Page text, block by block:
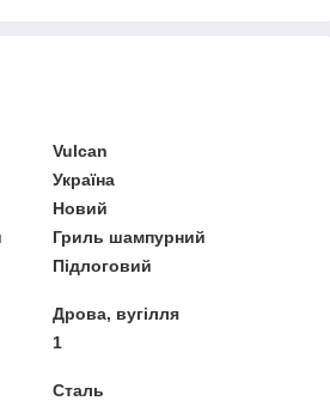
Vulcan
Україна
Новий
Гриль шампурний
Підлоговий
Дрова, вугілля
1
Сталь